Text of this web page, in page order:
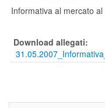
Informativa al mercato
Download allegati: